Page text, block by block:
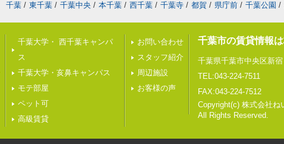
千葉 / 東千葉 / 千葉中央 / 本千葉 / 西千葉 / 千葉寺 / 都賀 / 県庁前 / 千葉公園 /
千葉大学・ 西千葉キャンパ
ス
千葉大学・亥鼻キャンパス
モテ部屋
ペット可
高級賃貸
お問い合わせ
スタッフ紹介
周辺施設
お客様の声
千葉市の賃貸情報
千葉県千葉市中央区新
TEL:043-224-7511
FAX:043-224-7512
Copyright(c) 株式会社ね
All Rights Reserved.